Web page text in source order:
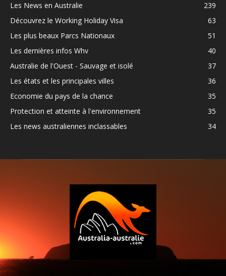
Les News en Australie
239
Découvrez le Working Holiday Visa
63
Les plus beaux Parcs Nationaux
51
Les dernières infos Whv
40
Australie de l'Ouest - Sauvage et isolé
37
Les états et les principales villes
36
Economie du pays de la chance
35
Protection et atteinte à l'environnement
35
Les news australiennes inclassables
34